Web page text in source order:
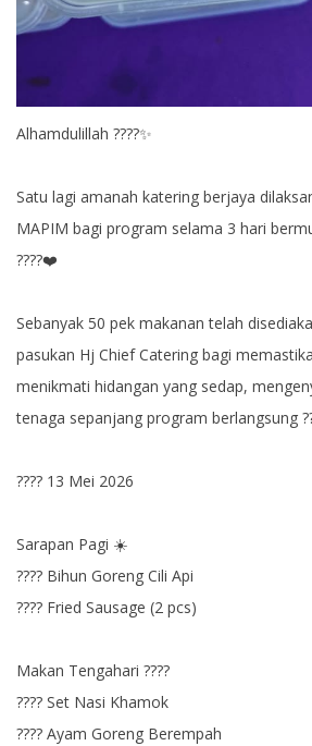
Alhamdulillah ????✨
Satu lagi amanah katering berjaya
MAPIM bagi program selama 3 hari
????️❤️
Sebanyak 50 pek makanan telah
pasukan Hj Chief Catering bagi
menikmati hidangan yang sedap,
tenaga sepanjang program berlangsung
???? 13 Mei 2026
Sarapan Pagi ☀️
???? Bihun Goreng Cili Api
???? Fried Sausage (2 pcs)
Makan Tengahari ????
???? Set Nasi Khamok
???? Ayam Goreng Berempah